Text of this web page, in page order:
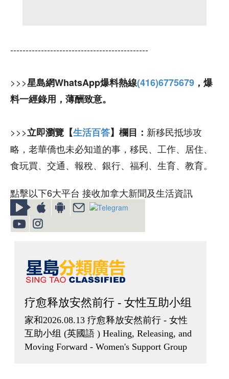
---------------------------------------------
>>>星島網WhatsApp爆料熱線(416)6775679 ，爆
料一經錄用，薄酬致意。
>>>立即瀏覽【生活百答】欄目： 新移民抵埗攻
略，老華僑也未必知道的事，移民、工作、居住、
食玩買、交通、報稅、銀行、福利、生育、教育。
點擊以下6大平台 接收加拿大新聞及生活資訊